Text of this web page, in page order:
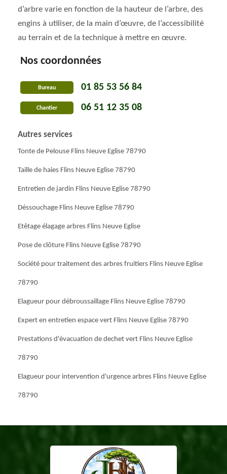
d’arbre varie en fonction de la hauteur de l’arbre, des
engins à utiliser, de la main d’œuvre, de l’accessibilité
au terrain et de la technique à mettre en œuvre.
Nos coordonnées
Bureau 01 85 53 56 84
Chantier 06 51 12 35 08
Autres services
Tonte de Pelouse Flins Neuve Eglise 78790
Taille de haies Flins Neuve Eglise 78790
Entretien de jardin Flins Neuve Eglise 78790
Déssouchage Flins Neuve Eglise 78790
Etêtage élagage arbres Flins Neuve Eglise
Pose de clôture Flins Neuve Eglise 78790
Société pour traitement des arbres fruitiers Flins Neuve Eglise
78790
Elagueur pour débroussaillage Flins Neuve Eglise 78790
Expert en entretien espace vert Flins Neuve Eglise 78790
Prestations d'évacuation de dechet vert Flins Neuve Eglise
78790
Elagueur pour intervention d'urgence arbres Flins Neuve Eglise
78790